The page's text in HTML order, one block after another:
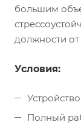
большим
должности от
Условия:
Полный